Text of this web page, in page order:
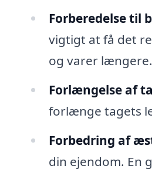
Forberedelse til
vigtigt at få det
og varer længere.
Forlængelse af
forlænge tagets
Forbedring af
din ejendom. En